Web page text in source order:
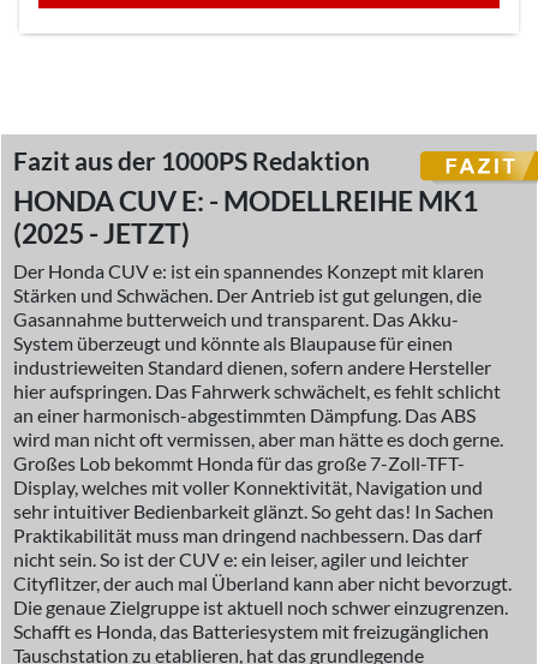
Fazit aus der 1000PS Redaktion
HONDA CUV E: - MODELLREIHE MK1
(2025 - JETZT)
Der Honda CUV e: ist ein spannendes Konzept mit klaren
Stärken und Schwächen. Der Antrieb ist gut gelungen, die
Gasannahme butterweich und transparent. Das Akku-
System überzeugt und könnte als Blaupause für einen
industrieweiten Standard dienen, sofern andere Hersteller
hier aufspringen. Das Fahrwerk schwächelt, es fehlt schlicht
an einer harmonisch-abgestimmten Dämpfung. Das ABS
wird man nicht oft vermissen, aber man hätte es doch gerne.
Großes Lob bekommt Honda für das große 7-Zoll-TFT-
Display, welches mit voller Konnektivität, Navigation und
sehr intuitiver Bedienbarkeit glänzt. So geht das! In Sachen
Praktikabilität muss man dringend nachbessern. Das darf
nicht sein. So ist der CUV e: ein leiser, agiler und leichter
Cityflitzer, der auch mal Überland kann aber nicht bevorzugt.
Die genaue Zielgruppe ist aktuell noch schwer einzugrenzen.
Schafft es Honda, das Batteriesystem mit freizugänglichen
Tauschstation zu etablieren, hat das grundlegende